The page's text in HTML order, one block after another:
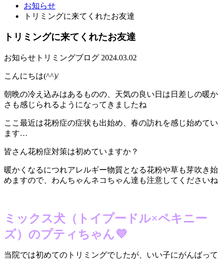
お知らせ
トリミングに来てくれたお友達
トリミングに来てくれたお友達
お知らせ トリミングブログ 2024.03.02
こんにちは(^^)/
朝晩の冷え込みはあるものの、天気の良い日は日差しの暖か
さも感じられるようになってきましたね
ここ最近は花粉症の症状も出始め、春の訪れを感じ始めてい
ます…
皆さん花粉症対策は初めていますか？
暖かくなるにつれアレルギー物質となる花粉や草も芽吹き始
めますので、わんちゃんネコちゃん達も注意してくださいね
ミックス犬（トイプードル×ペキニー
ズ）のプティちゃん💜
当院では初めてのトリミングでしたが、いい子にがんばって